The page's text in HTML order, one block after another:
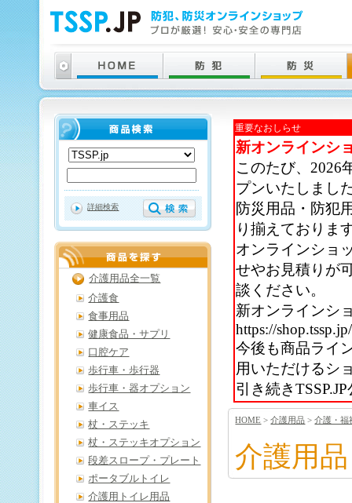
重要なおしらせ
新オンラインシ
このたび、2026
プンいたしまし
防災用品・防犯
り揃えておりま
オンラインショ
せやお見積りが
談ください。
新オンラインシ
https://shop.tssp.jp/
今後も商品ライ
用いただけるシ
引き続き
HOME >介護用品 >介護・福
介護用品
詳細検索
介護用品全一覧
介護食
食事用品
健康食品・サプリ
口腔ケア
歩行車・歩行器
歩行車・器オプション
車イス
杖・ステッキ
杖・ステッキオプション
段差スロープ・プレート
ポータブルトイレ
介護用トイレ用品